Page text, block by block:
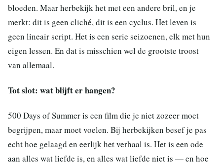
bloeden. Maar herbekijk het met een andere bril, en je
merkt: dit is geen cliché, dit is een cyclus. Het leven is
geen lineair script. Het is een serie seizoenen, elk met hun
eigen lessen. En dat is misschien wel de grootste troost
van allemaal.
Tot slot: wat blijft er hangen?
500 Days of Summer is een film die je niet zozeer moet
begrijpen, maar moet voelen. Bij herbekijken besef je pas
echt hoe gelaagd en eerlijk het verhaal is. Het is een ode
aan alles wat liefde is, en alles wat liefde niet is — en hoe